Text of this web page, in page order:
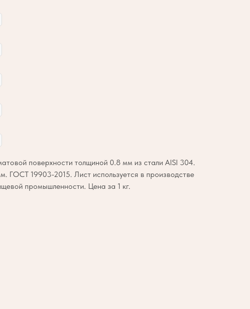
поверхности толщиной 0.8 мм из стали AISI 304.
ГОСТ 19903-2015. Лист используется в производстве
промышленности. Цена за 1 кг.